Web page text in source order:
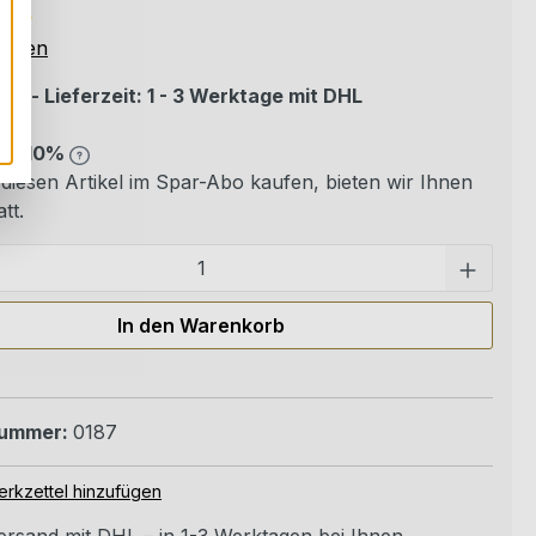
Bewertung von 5 von 5 Sternen
- Lieferzeit: 1 - 3 Werktage mit DHL
10%
Artikel im Spar-Abo kaufen, bieten wir Ihnen
In den Warenkorb
0187
hinzufügen